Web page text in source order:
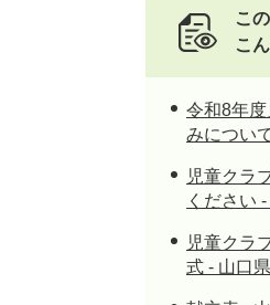
こ
こ
令和8年
みについ
児童クラ
ください
児童クラ
式 - 山口